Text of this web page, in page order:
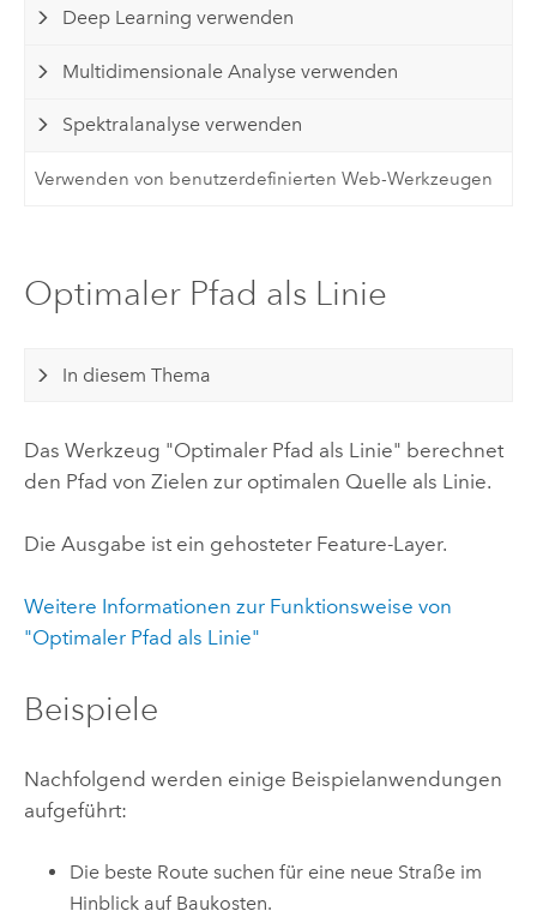
Deep Learning verwenden
Multidimensionale Analyse verwenden
Spektralanalyse verwenden
Verwenden von benutzerdefinierten Web-Werkzeugen
Optimaler Pfad als Linie
In diesem Thema
Das Werkzeug "Optimaler Pfad als Linie" berechnet
den Pfad von Zielen zur optimalen Quelle als Linie.
Die Ausgabe ist ein gehosteter Feature-Layer.
Weitere Informationen zur Funktionsweise von
"Optimaler Pfad als Linie"
Beispiele
Nachfolgend werden einige Beispielanwendungen
aufgeführt:
Die beste Route suchen für eine neue Straße im
Hinblick auf Baukosten.